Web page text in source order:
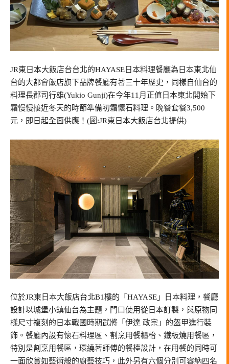
JR東日本大飯店台台北的HAYASE日本料理餐廳為日本東北仙
台的大都會飯店旗下品牌餐廳有著三十年歷史，同樣自仙台的
料理長郡司行雄(Yukio Gunji)在今年11月正值日本東北開始下
霜慢慢接近冬天的時節準備初霜懷石料理。晚餐套餐3,500
元，即日起全面供應！(圖:JR東日本大飯店台北提供)
位於JR東日本大飯店台北B1樓的「HAYASE」日本料理，餐廳
設計以城堡小鎮仙台為主題，門口使用從日本訂製，與原物同
樣尺寸複刻的日本戰國時期武將「伊達 政宗」的盔甲進行裝
飾。餐廳內設有懷石料理區、割烹用餐櫃枱、鐵板燒用餐區，
特別是割烹用餐區，環繞著師傅的餐檯設計，在用餐的同時可
一面欣賞如藝術般的廚藝技巧，此外另有六個分別可容納四名